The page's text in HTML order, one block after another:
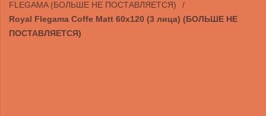
FLEGAMA (БОЛЬШЕ НЕ ПОСТАВЛЯЕТСЯ)
/
Royal Flegama Coffe Matt 60x120 (3 лица) (БОЛЬШЕ НЕ
ПОСТАВЛЯЕТСЯ)